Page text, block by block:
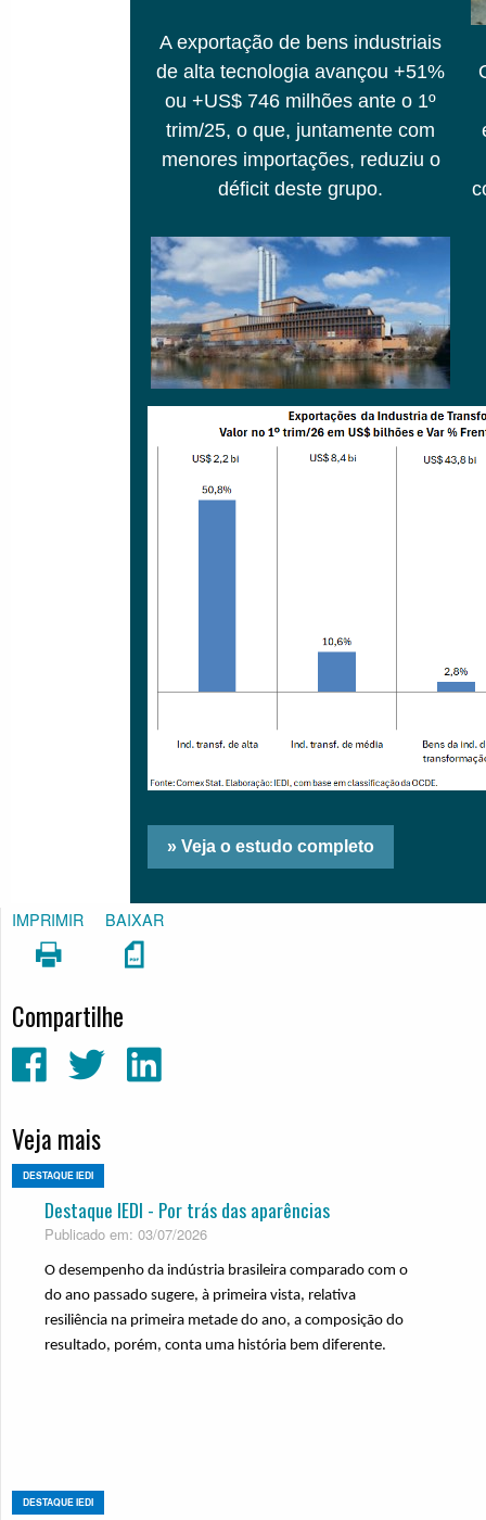
IMPRIMIR BAIXAR
Compartilhe
Veja mais
DESTAQUE IEDI
Destaque IEDI - Por trás das aparências
Publicado em: 03/07/2026
O desempenho da indústria brasileira comparado com o
do ano passado sugere, à primeira vista, relativa
resiliência na primeira metade do ano, a composição do
resultado, porém, conta uma história bem diferente.
DESTAQUE IEDI